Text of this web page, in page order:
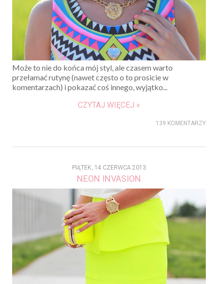
Może to nie do końca mój styl, ale czasem warto
przełamać rutynę (nawet często o to prosicie w
komentarzach) i pokazać coś innego, wyjątko...
CZYTAJ WIĘCEJ »
139 KOMENTARZY
PIĄTEK, 14 CZERWCA 2013
NEON INVASION